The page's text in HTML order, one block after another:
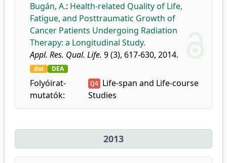
Bugán, A.: Health-related Quality of Life,
Fatigue, and Posttraumatic Growth of
Cancer Patients Undergoing Radiation
Therapy: a Longitudinal Study.
Appl. Res. Qual. Life. 9 (3), 617-630, 2014.
doi DEA
Folyóirat-
mutatók:
Q4 Life-span and Life-course
Studies
2013